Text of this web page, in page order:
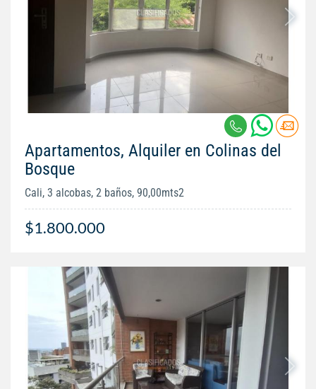
Apartamentos, Alquiler en Colinas del
Bosque
Cali, 3 alcobas, 2 baños, 90,00mts2
$1.800.000